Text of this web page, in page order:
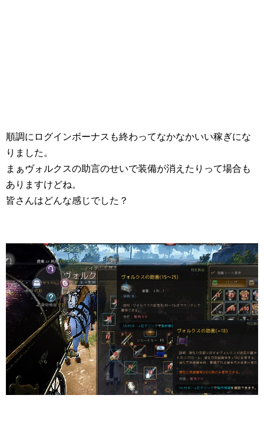
順調にログインボーナスも終わってなかなかいい稼ぎにな
りました。
まぁヴォルクスの助言のせいで装備が消えたりって場合も
ありますけどね。
皆さんはどんな感じでした？